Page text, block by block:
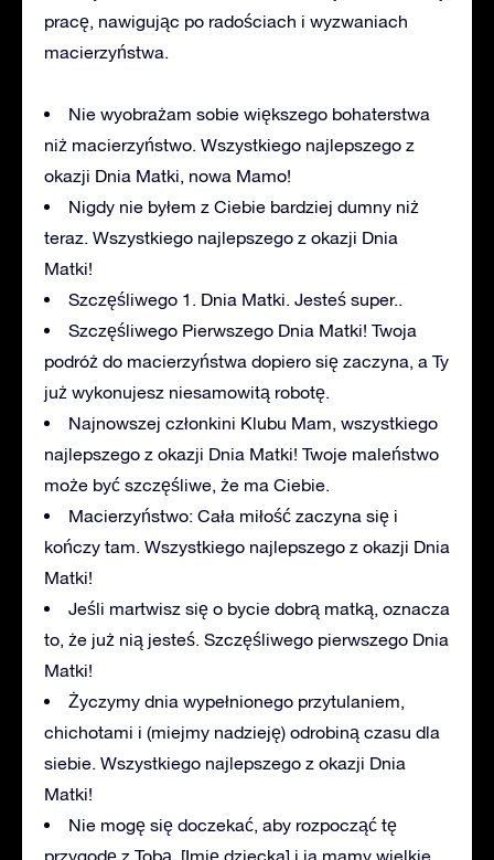
pracę, nawigując po radościach i wyzwaniach
macierzyństwa.
Nie wyobrażam sobie większego bohaterstwa
niż macierzyństwo. Wszystkiego najlepszego z
okazji Dnia Matki, nowa Mamo!
Nigdy nie byłem z Ciebie bardziej dumny niż
teraz. Wszystkiego najlepszego z okazji Dnia
Matki!
Szczęśliwego 1. Dnia Matki. Jesteś super..
Szczęśliwego Pierwszego Dnia Matki! Twoja
podróż do macierzyństwa dopiero się zaczyna, a Ty
już wykonujesz niesamowitą robotę.
Najnowszej członkini Klubu Mam, wszystkiego
najlepszego z okazji Dnia Matki! Twoje maleństwo
może być szczęśliwe, że ma Ciebie.
Macierzyństwo: Cała miłość zaczyna się i
kończy tam. Wszystkiego najlepszego z okazji Dnia
Matki!
Jeśli martwisz się o bycie dobrą matką, oznacza
to, że już nią jesteś. Szczęśliwego pierwszego Dnia
Matki!
Życzymy dnia wypełnionego przytulaniem,
chichotami i (miejmy nadzieję) odrobiną czasu dla
siebie. Wszystkiego najlepszego z okazji Dnia
Matki!
Nie mogę się doczekać, aby rozpocząć tę
przygodę z Tobą. [Imię dziecka] i ja mamy wielkie